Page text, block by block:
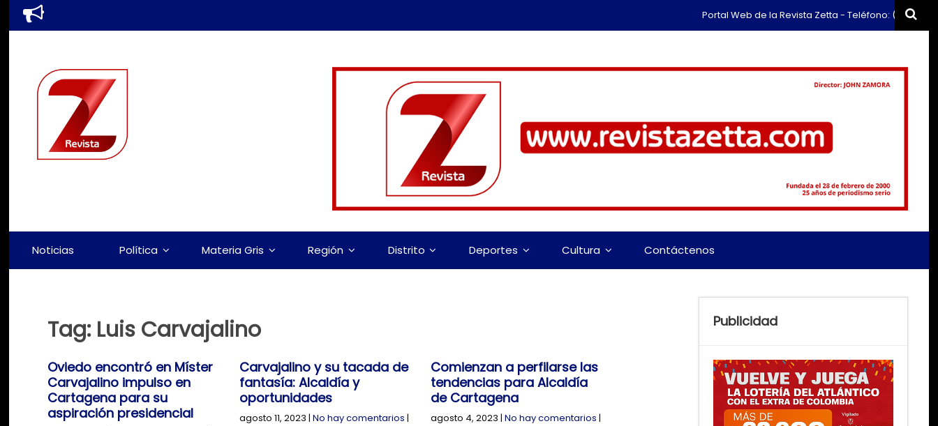
Portal Web de la Revista Zetta - Teléfono: (+57) 311 659
Noticias Política Materia Gris Región Distrito Deportes Cultura Contáctenos
Tag: Luis Carvajalino
Oviedo encontró en Míster
Carvajalino impulso en
Cartagena para su
aspiración presidencial
Carvajalino y su tacada de
fantasía: Alcaldía y
oportunidades
agosto 11, 2023 | No hay comentarios |
Comienzan a perfilarse las
tendencias para Alcaldía
de Cartagena
agosto 4, 2023 |No hay comentarios |
Publicidad